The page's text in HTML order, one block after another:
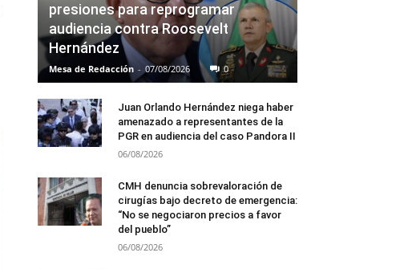
presiones para reprogramar
audiencia contra Roosevelt
Hernández
Mesa de Redacción - 07/08/2026 0
Juan Orlando Hernández niega haber
amenazado a representantes de la
PGR en audiencia del caso Pandora II
06/08/2026
CMH denuncia sobrevaloración de
cirugías bajo decreto de emergencia:
“No se negociaron precios a favor
del pueblo”
06/08/2026